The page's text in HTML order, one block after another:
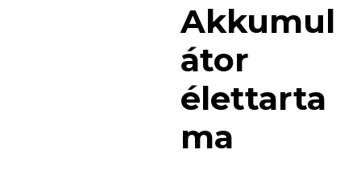
Akkumul
átor
élettarta
ma